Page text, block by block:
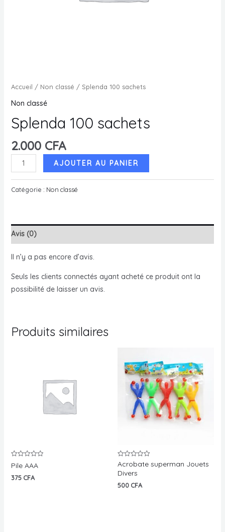
Accueil / Non classé / Splenda 100 sachets
Non classé
Splenda 100 sachets
2.000 CFA
quantité
de
AJOUTER AU PANIER
Catégorie : Non classé
Avis (0)
Il n’y a pas encore d’avis.
Seuls les clients connectés ayant acheté ce produit ont la
possibilité de laisser un avis.
Produits similaires
Note
0
sur
5
Pile AAA
375 CFA
Note
0
sur
Acrobate superman Jouets
Divers
500 CFA